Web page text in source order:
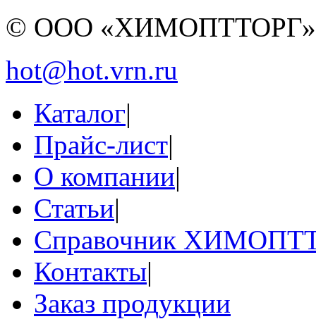
© ООО
hot@hot.vrn.ru
Каталог|
Прайс-лист|
О компании|
Статьи|
Справочник
Контакты|
Заказ продукции